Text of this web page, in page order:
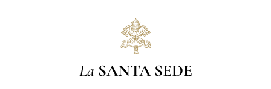
La SANTA SEDE